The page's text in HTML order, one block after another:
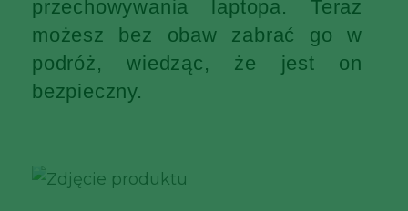
przechowywania laptopa. Teraz
możesz bez obaw zabrać go w
podróż, wiedząc, że jest on
bezpieczny.